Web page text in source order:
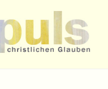
Glauben